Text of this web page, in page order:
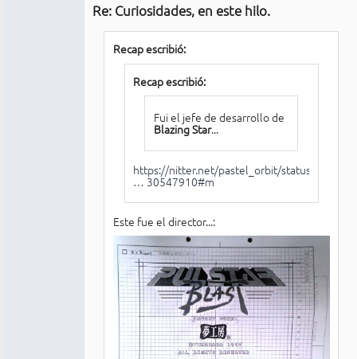
Re: Curiosidades, en este hilo.
Recap escribió:
Recap escribió:
Fui el jefe de desarrollo de
Blazing Star...
https://nitter.net/pastel_orbit/status/
… 30547910#m
Este fue el director...: